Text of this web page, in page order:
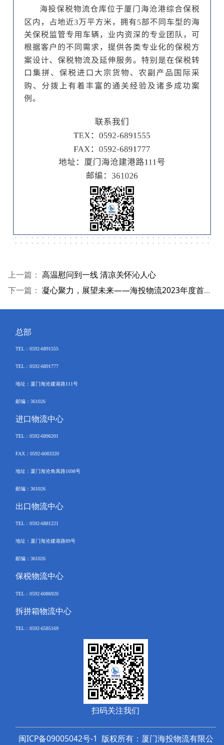
上一篇： 高温慰问到一线 清凉关怀沁人心
下一篇： 凝心聚力，展望未来——海投物流2023年度首期素质拓展培训顺利举办
总部
TEL ：0592-6891555
TEL：0592-6891777
地址：厦门海沧建港路111号
邮编：361026
进口物流中心
TEL ：0592-6896201
FAX ：0592-6083320
地址：厦门海沧角嵩路1698号
邮编：361026
出口物流中心
TEL ：0592-6881221
地址：厦门海沧建港路89号
邮编：361026
保税物流中心
TEL ：0592-6086920
拆拼箱物流中心
TEL ：0592-6585169
扫码关注我们
闽ICP备09005042号-1 版权所有： 厦门海投物流有限公